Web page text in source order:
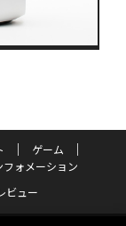
ゲーム
フォメーション
ビュー